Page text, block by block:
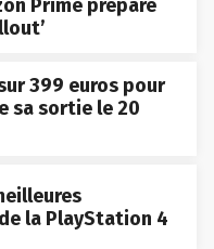
Prime prépare
399 euros pour
sa sortie le 20
la PlayStation 4